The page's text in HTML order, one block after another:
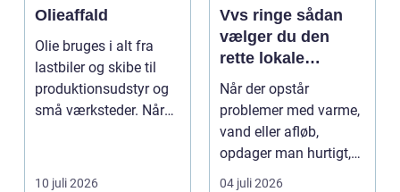
Olieaffald
Olie bruges i alt fra
lastbiler og skibe til
produktionsudstyr og
små værksteder. Når
10 juli 2026
Vvs ringe sådan
vælger du den
rette lokale
installatør
Når der opstår
problemer med varme,
vand eller afløb,
opdager man hurtigt,
hvor afhængig
04 juli 2026